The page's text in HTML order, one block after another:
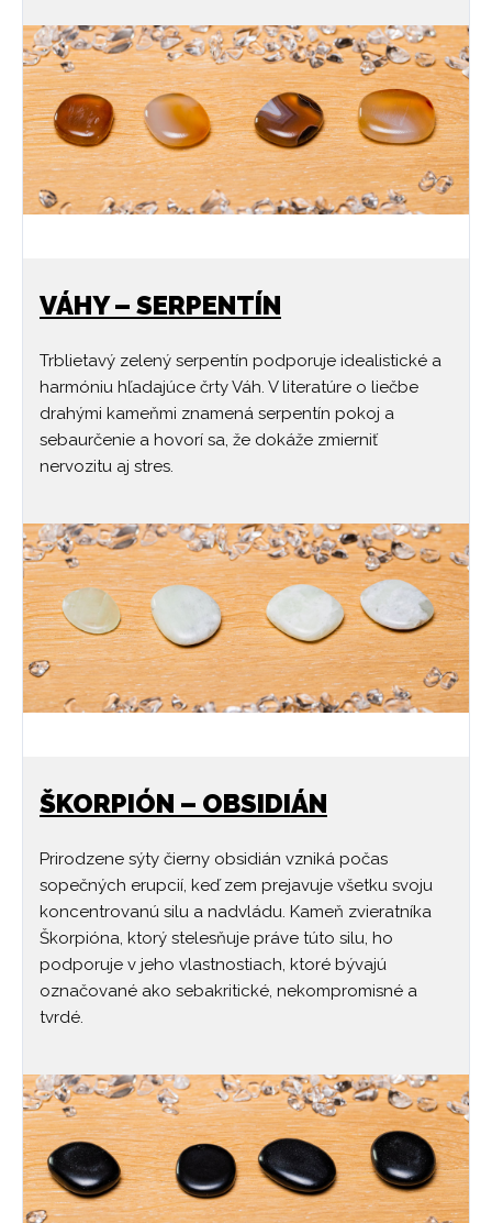
VÁHY – SERPENTÍN
Trblietavý zelený serpentín podporuje idealistické a
harmóniu hľadajúce črty Váh. V literatúre o liečbe
drahými kameňmi znamená serpentín pokoj a
sebaurčenie a hovorí sa, že dokáže zmierniť
nervozitu aj stres.
ŠKORPIÓN – OBSIDIÁN
Prirodzene sýty čierny obsidián vzniká počas
sopečných erupcií, keď zem prejavuje všetku svoju
koncentrovanú silu a nadvládu. Kameň zvieratníka
Škorpióna, ktorý stelesňuje práve túto silu, ho
podporuje v jeho vlastnostiach, ktoré bývajú
označované ako sebakritické, nekompromisné a
tvrdé.